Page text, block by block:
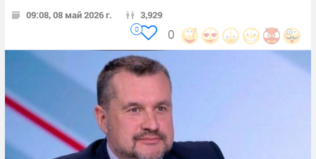
09:08, 08 май 2026 г. 3,929
0
0